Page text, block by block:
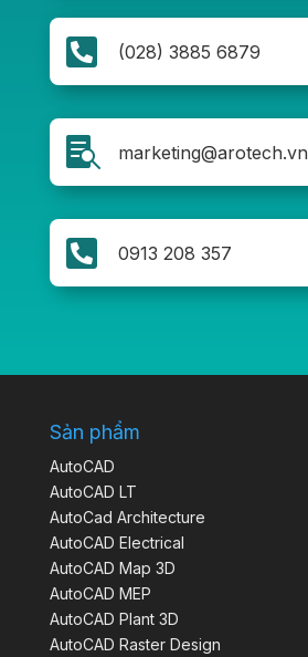
 (028) 3885 6879
 marketing@arotech.vn
 0913 208 357
Sản phẩm
AutoCAD
AutoCAD LT
AutoCad Architecture
AutoCAD Electrical
AutoCAD Map 3D
AutoCAD MEP
AutoCAD Plant 3D
AutoCAD Raster Design